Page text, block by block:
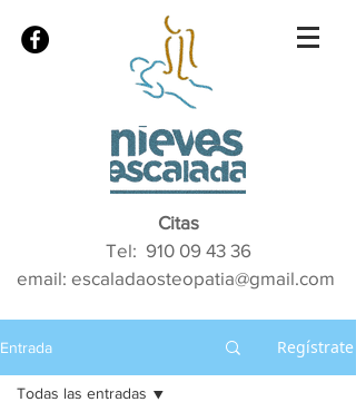
Citas
Tel: 910 09 43 36
email: escaladaosteopatia@gmail.com
Entrada Regístrate
Todas las entradas